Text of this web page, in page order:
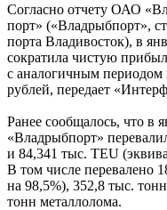
Согласно отчету ОАО
порт» («Владрыбпорт»,
порта Владивосток), в
сократила чистую
с аналогичным
рублей, передает
Ранее сообщалось, что в
«Владрыбпорт»
и 84,341 тыс. TEU
В том числе перевалено
на 98,5%), 352,8 тыс.
тонн металлолома.